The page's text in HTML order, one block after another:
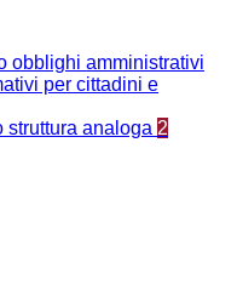
obblighi amministrativi
per cittadini e
struttura analoga 2